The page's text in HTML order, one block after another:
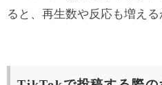
ると、再生数や反応も増える